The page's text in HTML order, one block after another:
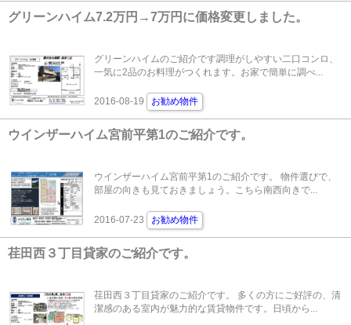
グリーンハイム7.2万円→7万円に価格変更しました。
グリーンハイムのご紹介です調理がしやすい二口コンロ、
一気に2品のお料理がつくれます。お家で簡単に調べ...
2016-08-19 お勧め物件
ウインザーハイム宮前平第1のご紹介です。
ウインザーハイム宮前平第1のご紹介です。 物件選びで、
部屋の向きも見ておきましょう。こちら南西向きで...
2016-07-23 お勧め物件
荏田西３丁目貸家のご紹介です。
荏田西３丁目貸家のご紹介です。 多くの方にご好評の、清
潔感のある室内が魅力的な賃貸物件です。日頃から...